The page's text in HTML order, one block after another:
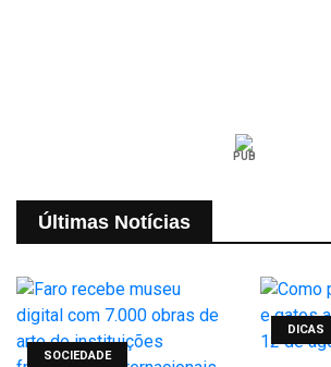
PUB
Últimas Notícias
SOCIEDADE
DICAS